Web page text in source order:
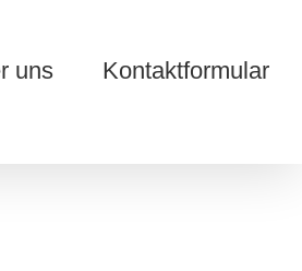
uns Kontaktformular